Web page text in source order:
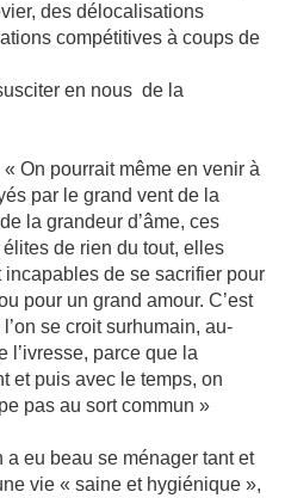
des délocalisations
compétitives à coups de
en nous de la
« On pourrait même en venir à
par le grand vent de la
la grandeur d’âme, ces
de rien du tout, elles
de se sacrifier pour
pour un grand amour. C’est
se croit surhumain, au-
l’ivresse, parce que la
et puis avec le temps, on
pas au sort commun »
a eu beau se ménager tant et
vie « saine et hygiénique »,